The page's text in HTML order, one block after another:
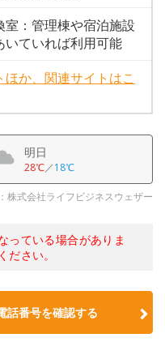
室：管理棟や宿泊施設
いていれば利用可能
ほか、関連サイトはこ
明日
28℃／18℃
株式会社ライフビジネスウェザー
っている場合がありま
さい。
話番号を確認する